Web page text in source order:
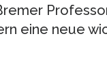
eine neue